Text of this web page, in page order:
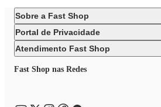
Sobre a Fast Shop
Portal de Privacidade
Atendimento Fast Shop
Fast Shop nas Redes